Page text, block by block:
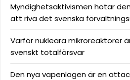
Myndighetsaktivismen hotar
att riva det svenska
Varför nukleära mikroreaktorer
svenskt totalförsvar
Den nya vapenlagen är en